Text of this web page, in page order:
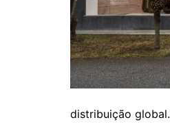
distribuição global.